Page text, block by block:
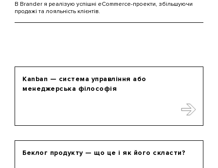
В Brander я реалізую успішні eCommerce-проекти, збільшуючи
продажі та лояльність клієнтів.
Беклог продукту — що це і як його скласти?
Kanban — система управління або
менеджерська філософія